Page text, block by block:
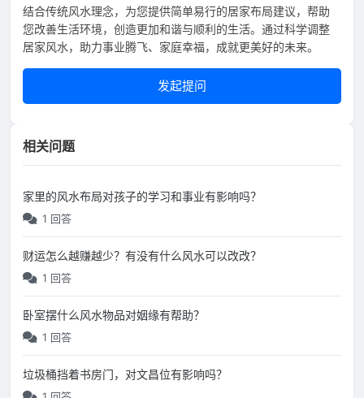
结合传统风水理念，为您提供简单易行的居家布局建议，帮助
您改善生活环境，创造更加和谐与顺利的生活。通过科学调整
居家风水，助力事业腾飞、家庭幸福，成就更美好的未来。
发起提问
相关问题
家里的风水布局对孩子的学习和事业有影响吗？
1 回答
财运怎么越赚越少？有没有什么风水可以改改？
1 回答
卧室摆什么风水物品对姻缘有帮助？
1 回答
垃圾桶挡着书房门，对文昌位有影响吗？